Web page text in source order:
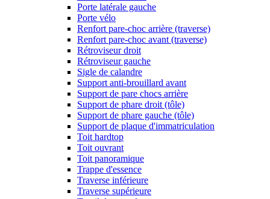
Porte latérale gauche
Porte vélo
Renfort pare-choc arrière (traverse)
Renfort pare-choc avant (traverse)
Rétroviseur droit
Rétroviseur gauche
Sigle de calandre
Support anti-brouillard avant
Support de pare chocs arrière
Support de phare droit (tôle)
Support de phare gauche (tôle)
Support de plaque d'immatriculation
Toit hardtop
Toit ouvrant
Toit panoramique
Trappe d'essence
Traverse inférieure
Traverse supérieure